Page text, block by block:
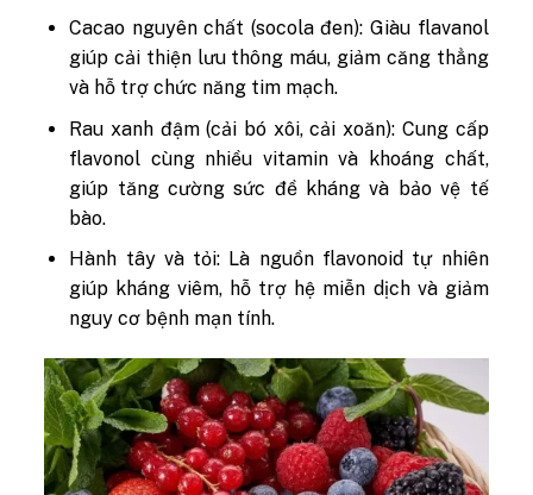
Cacao nguyên chất (socola đen):Giàu flavanol
giúp cải thiện lưu thông máu, giảm căng thẳng
và hỗ trợ chức năng tim mạch.
Rau xanh đậm (cải bó xôi, cải xoăn): Cung cấp
flavonol cùng nhiều vitamin và khoáng chất,
giúp tăng cường sức đề kháng và bảo vệ tế
bào.
Hành tây và tỏi: Là nguồn flavonoid tự nhiên
giúp kháng viêm, hỗ trợ hệ miễn dịch và giảm
nguy cơ bệnh mạn tính.